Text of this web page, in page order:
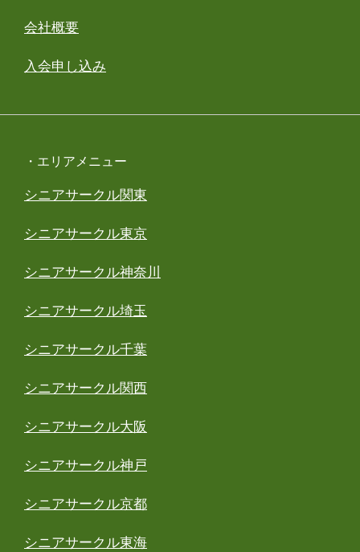
会社概要
入会申し込み
・エリアメニュー
シニアサークル関東
シニアサークル東京
シニアサークル神奈川
シニアサークル埼玉
シニアサークル千葉
シニアサークル関西
シニアサークル大阪
シニアサークル神戸
シニアサークル京都
シニアサークル東海